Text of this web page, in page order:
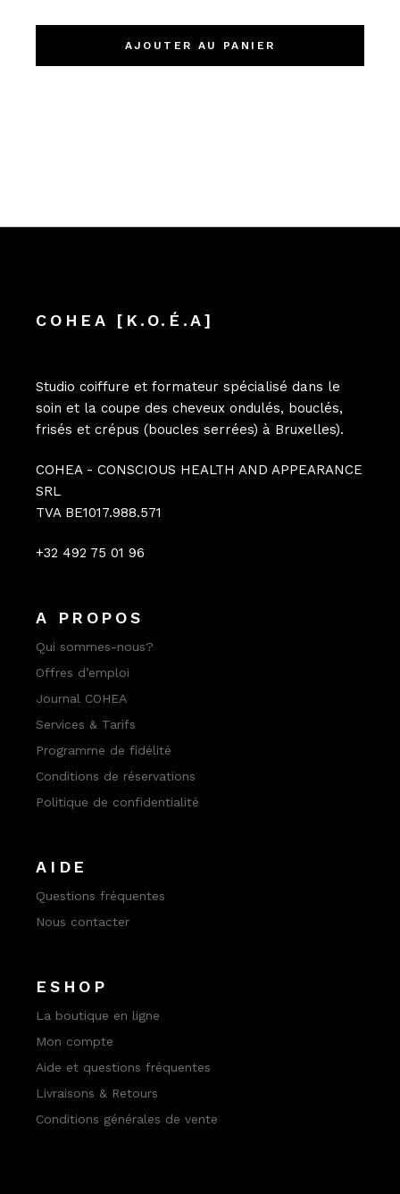
AJOUTER AU PANIER
COHEA [K.O.É.A]
Studio coiffure et formateur spécialisé dans le
soin et la coupe des cheveux ondulés, bouclés,
frisés et crépus (boucles serrées) à Bruxelles).
COHEA - CONSCIOUS HEALTH AND APPEARANCE
SRL
TVA BE1017.988.571
+32 492 75 01 96
A PROPOS
Qui sommes-nous?
Offres d’emploi
Journal COHEA
Services & Tarifs
Programme de fidélité
Conditions de réservations
Politique de confidentialité
AIDE
Questions fréquentes
Nous contacter
ESHOP
La boutique en ligne
Mon compte
Aide et questions fréquentes
Livraisons & Retours
Conditions générales de vente